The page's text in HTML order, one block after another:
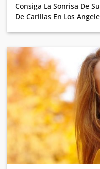
Consiga La Sonrisa De
De Carillas En Los